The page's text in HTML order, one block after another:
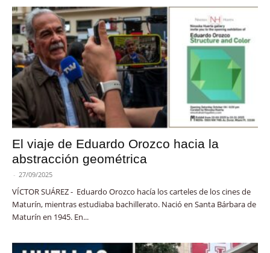
El viaje de Eduardo Orozco hacia la
abstracción geométrica
- 27/09/2025
VÍCTOR SUÁREZ - Eduardo Orozco hacía los carteles de los cines de
Maturín, mientras estudiaba bachillerato. Nació en Santa Bárbara de
Maturín en 1945. En...